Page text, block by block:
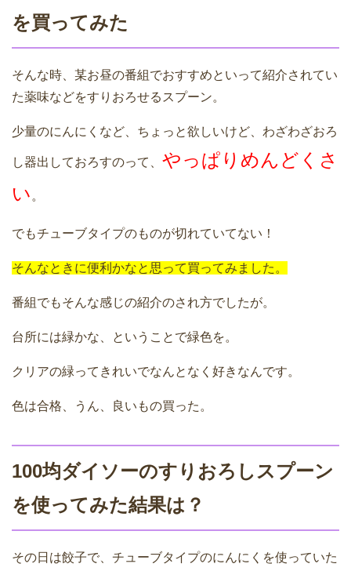
を買ってみた
そんな時、某お昼の番組でおすすめといって紹介されてい
た薬味などをすりおろせるスプーン。
少量のにんにくなど、ちょっと欲しいけど、わざわざおろ
し器出しておろすのって、 やっぱりめんどくさ
い 。
でもチューブタイプのものが切れていてない！
そんなときに便利かなと思って買ってみました。
番組でもそんな感じの紹介のされ方でしたが。
台所には緑かな、ということで緑色を。
クリアの緑ってきれいでなんとなく好きなんです。
色は合格、うん、良いもの買った。
100均ダイソーのすりおろしスプーン
を使ってみた結果は？
その日は餃子で、チューブタイプのにんにくを使っていた